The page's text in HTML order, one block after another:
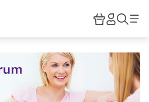
HiPP